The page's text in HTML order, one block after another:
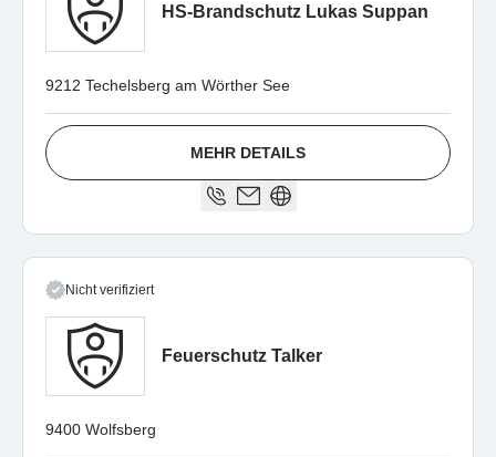
HS-Brandschutz Lukas Suppan
9212 Techelsberg am Wörther See
MEHR DETAILS
Nicht verifiziert
Feuerschutz Talker
9400 Wolfsberg